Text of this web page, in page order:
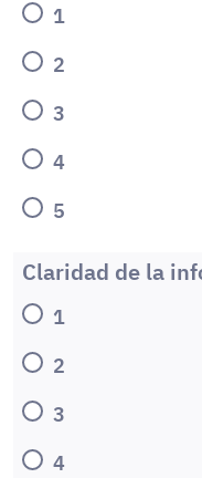
1
2
3
4
5
Claridad de la
1
2
3
4